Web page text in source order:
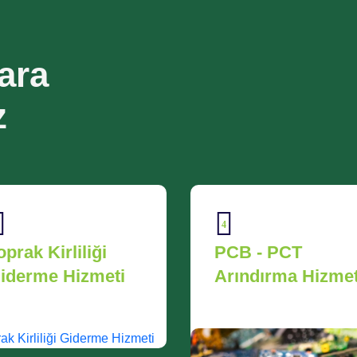
- PCT
Hizmeti
5
Tehlikeli Atık
Taşıma Lisanslı